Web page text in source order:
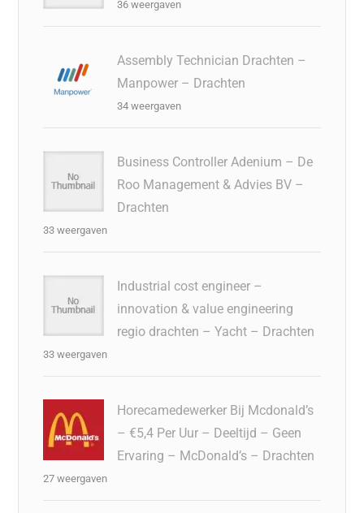
36 weergaven
Assembly Technician Drachten –
Manpower – Drachten
34 weergaven
Business Controller Adenium – De
Roo Management & Advies BV –
Drachten
33 weergaven
Industrial cost engineer –
innovation & value engineering
regio drachten – Yacht – Drachten
33 weergaven
Horecamedewerker Bij Mcdonald’s
– €5,4 Per Uur – Deeltijd – Geen
Ervaring – McDonald’s – Drachten
27 weergaven